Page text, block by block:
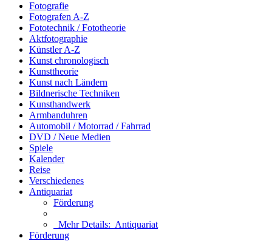
Fotografie
Fotografen A-Z
Fototechnik / Fototheorie
Aktfotographie
Künstler A-Z
Kunst chronologisch
Kunsttheorie
Kunst nach Ländern
Bildnerische Techniken
Kunsthandwerk
Armbanduhren
Automobil / Motorrad / Fahrrad
DVD / Neue Medien
Spiele
Kalender
Reise
Verschiedenes
Antiquariat
Förderung
Mehr Details: Antiquariat
Förderung